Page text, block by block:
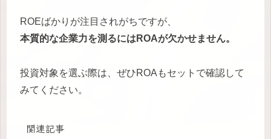
ROEばかりが注目されがちですが、
本質的な企業力を測るにはROAが欠かせません。
投資対象を選ぶ際は、ぜひROAもセットで確認して
みてください。
関連記事